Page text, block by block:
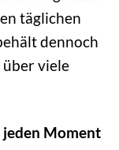
täglichen
dennoch
über viele
jeden Moment